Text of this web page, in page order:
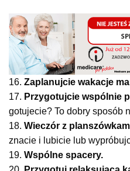
16. Zaplanujcie wakacje
17. Przygotujcie wspólnie
gotujecie? To dobry sposób
18. Wieczór z
znacie i lubicie lub
19. Wspólne spacery.